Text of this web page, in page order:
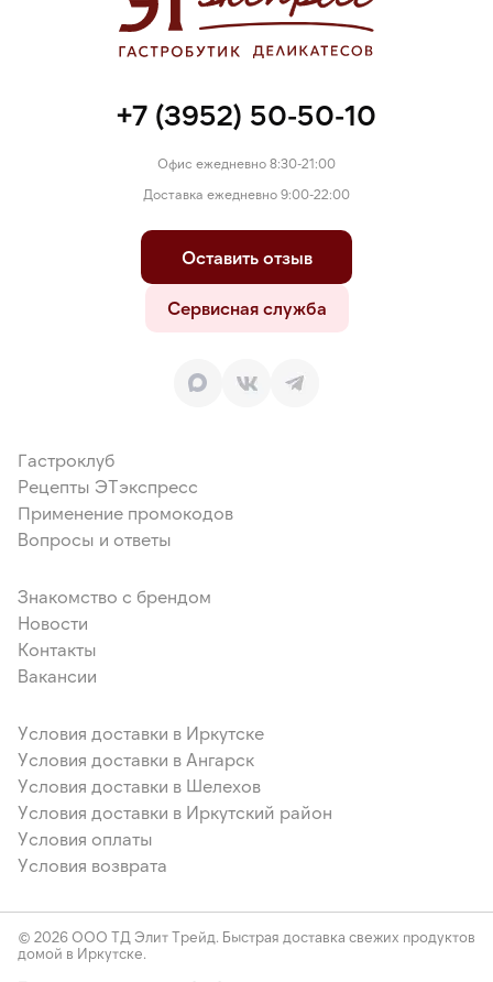
+7 (3952) 50-50-10
Офис ежедневно 8:30-21:00
Доставка ежедневно 9:00-22:00
Оставить отзыв
Сервисная служба
Гастроклуб
Рецепты ЭТэкспресс
Применение промокодов
Вопросы и ответы
Знакомство с брендом
Новости
Контакты
Вакансии
Условия доставки в Иркутске
Условия доставки в Ангарск
Условия доставки в Шелехов
Условия доставки в Иркутский район
Условия оплаты
Условия возврата
© 2026 ООО ТД Элит Трейд. Быстрая доставка свежих продуктов
домой в Иркутске.